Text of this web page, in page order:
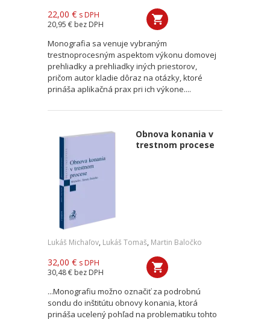
22,00 € s DPH
20,95 € bez DPH
Monografia sa venuje vybraným
trestnoprocesným aspektom výkonu domovej
prehliadky a prehliadky iných priestorov,
pričom autor kladie dôraz na otázky, ktoré
prináša aplikačná prax pri ich výkone....
Obnova konania v
trestnom procese
Lukáš Michaľov, Lukáš Tomaš, Martin Baločko
32,00 € s DPH
30,48 € bez DPH
...Monografiu možno označiť za podrobnú
sondu do inštitútu obnovy konania, ktorá
prináša ucelený pohľad na problematiku tohto